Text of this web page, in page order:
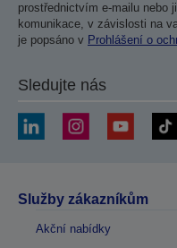
prostřednictvím e-mailu nebo
komunikace, v závislosti na
je popsáno v Prohlášení o
Sledujte nás
Služby zákazníkům
Akční nabídky